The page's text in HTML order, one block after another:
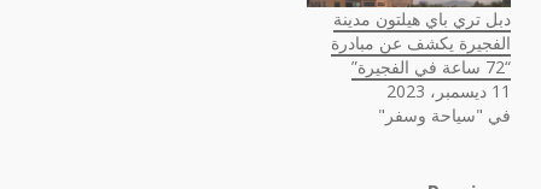
دبل تري باي هيلتون مدينة
الفجيرة يكشف عن مبادرة
“72 ساعة في الفجيرة”
11 ديسمبر، 2023
في "سياحة وسفر"